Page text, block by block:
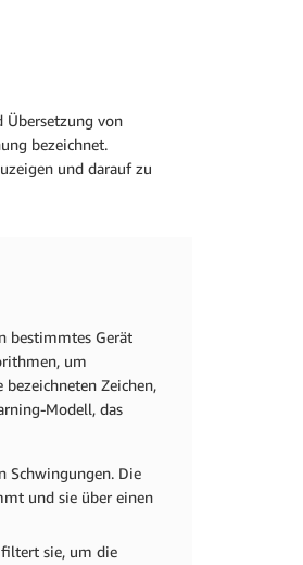
Übersetzung von
bezeichnet.
und darauf zu
bestimmtes Gerät
um
Zeichen,
Modell, das
Schwingungen. Die
und sie über einen
sie, um die